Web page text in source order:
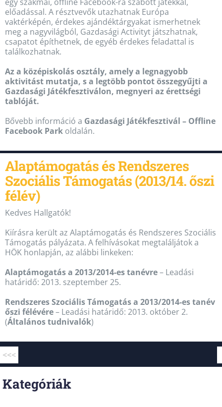
előadással. A résztvevők utazhatnak Európa
vaktérképén, érdekes ajándéktárgyakat ismerhetnek
meg a nagyvilágból, Gazdasági Activityt játszhatnak,
csapatot építhetnek, de egyéb érdekes feladattal is
találkozhatnak.
Az a középiskolás osztály, amely a legnagyobb
aktivitást mutatja, s a legtöbb pontot összegyűjti a
Gazdasági Játékfesztiválon, megnyeri az érettségi
tablóját.
Bővebb információ a Gazdasági Játékfesztivál – Offline
Facebook Park oldalán.
Alaptámogatás és Rendszeres
Szociális Támogatás (2013/14. őszi
félév)
Kedves Hallgatók!
Kiírásra került az Alaptámogatás és Rendszeres Szociális
Támogatás pályázata. A felhívásokat megtaláljátok a
HÖK honlapján, az alábbi linkeken:
Alaptámogatás a 2013/2014-es tanévre– Leadási
határidő: 2013. szeptember 25.
Rendszeres Szociális Támogatás a 2013/2014-es tanév
őszi félévére– Leadási határidő: 2013. október 2.
(Általános tudnivalók)
<<<
Kategóriák